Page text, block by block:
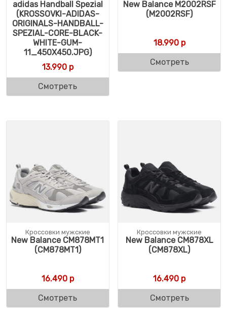
adidas Handball Spezial
(KROSSOVKI-ADIDAS-
ORIGINALS-HANDBALL-
SPEZIAL-CORE-BLACK-
WHITE-GUM-
11_450X450.JPG)
13.990р
Смотреть
New Balance M2002RSF
(M2002RSF)
18.990р
Смотреть
Кроссовки мужские
New Balance CM878MT1
(CM878MT1)
16.490р
Смотреть
Кроссовки мужские
New Balance CM878XL
(CM878XL)
16.490 р
Смотреть